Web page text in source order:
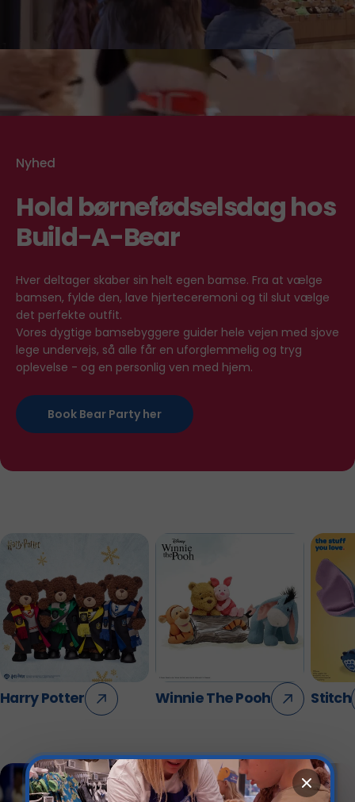
Nyhed
Hold børnefødselsdag hos
Build-A-Bear
Hver deltager skaber sin helt egen bamse. Fra at vælge
bamsen, fylde den, lave hjerteceremoni og til slut vælge
det perfekte outfit.
Vores dygtige bamsebyggere guider hele vejen med sjove
lege undervejs, så alle får en uforglemmelig og tryg
oplevelse - og en personlig ven med hjem.
Book Bear Party her
Harry Potter Winnie The Pooh Stitch